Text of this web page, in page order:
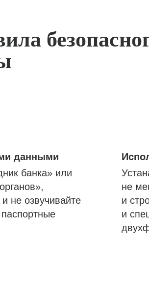
данными
банка» или
не озвучивайте
не
и
и